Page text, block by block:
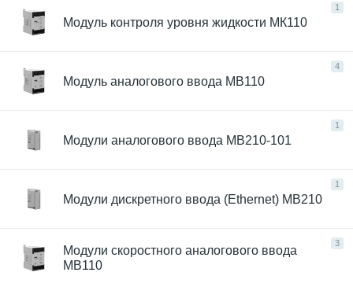
1
Модуль контроля уровня жидкости МК110
4
Модуль аналогового ввода МВ110
1
Модули аналогового ввода МВ210-101
1
Модули дискретного ввода (Ethernet) МВ210
3
Модули скоростного аналогового ввода
МВ110